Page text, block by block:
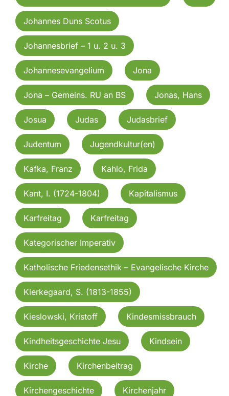
Johannes Duns Scotus
Johannesbrief – 1 u. 2 u. 3
Johannesevangelium Jona
Jona – Gemeins. RU an BS Jonas, Hans
Josua Judas Judasbrief
Judentum Jugendkultur(en)
Kafka, Franz Kahlo, Frida
Kant, I. (1724-1804) Kapitalismus
Karfreitag Karfreitag
Kategorischer Imperativ
Katholische Friedensethik – Evangelische Kirche
Kierkegaard, S. (1813-1855)
Kieslowski, Kristoff Kindesmissbrauch
Kindheitsgeschichte Jesu Kindsein
Kirche Kirchenbeitrag
Kirchengeschichte Kirchenjahr